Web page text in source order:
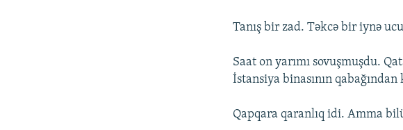
Tanış bir zad. Təkcə bir iynə
Saat on yarımı sovuşmuşdu.
İstansiya binasının
Qapqara qaranlıq idi. Amma